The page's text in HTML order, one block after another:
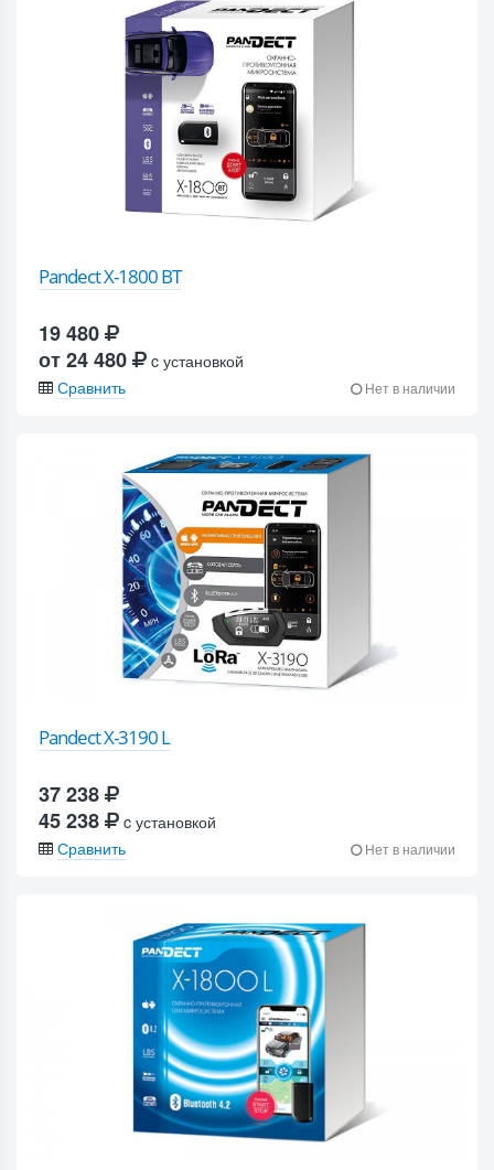
Pandect X-1800 BT
19 480
от 24 480
c установкой
Сравнить
Нет в наличии
Pandect X-3190 L
37 238
45 238
c установкой
Сравнить
Нет в наличии